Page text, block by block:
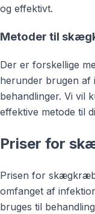
og effektivt.
Metoder til
Der er forskellige
herunder brugen af
behandlinger. Vi vil
effektive metode til
Priser for
Prisen for
omfanget af
bruges til